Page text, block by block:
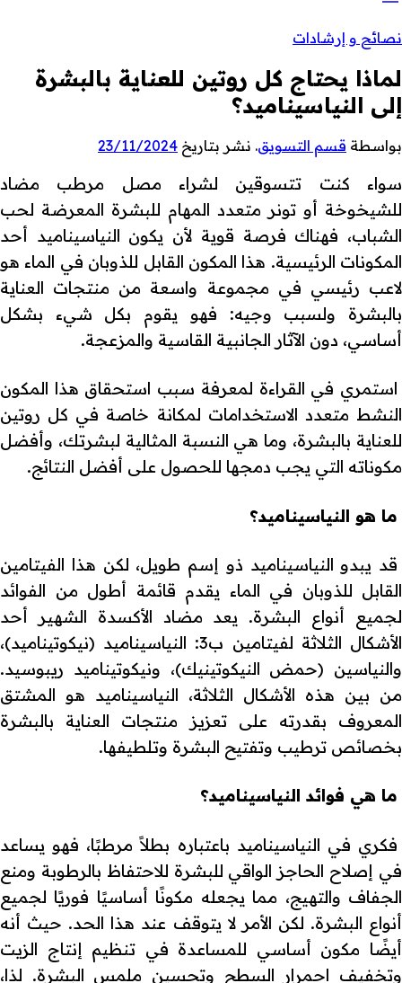
نصائح و إرشادات
لماذا يحتاج كل روتين للعناية بالبشرة
إلى النياسيناميد؟
بواسطة قسم التسويق. نشر بتاريخ 23/11/2024
سواء كنت تتسوقين لشراء مصل مرطب مضاد
للشيخوخة أو تونر متعدد المهام للبشرة المعرضة لحب
الشباب، فهناك فرصة قوية لأن يكون النياسيناميد أحد
المكونات الرئيسية. هذا المكون القابل للذوبان في الماء هو
لاعب رئيسي في مجموعة واسعة من منتجات العناية
بالبشرة ولسبب وجيه: فهو يقوم بكل شيء بشكل
أساسي، دون الآثار الجانبية القاسية والمزعجة.
استمري في القراءة لمعرفة سبب استحقاق هذا المكون
النشط متعدد الاستخدامات لمكانة خاصة في كل روتين
للعناية بالبشرة، وما هي النسبة المثالية لبشرتك، وأفضل
مكوناته التي يجب دمجها للحصول على أفضل النتائج.
ما هو النياسيناميد؟
قد يبدو النياسيناميد ذو إسم طويل، لكن هذا الفيتامين
القابل للذوبان في الماء يقدم قائمة أطول من الفوائد
لجميع أنواع البشرة. يعد مضاد الأكسدة الشهير أحد
الأشكال الثلاثة لفيتامين ب3: النياسيناميد (نيكوتيناميد)،
والنياسين (حمض النيكوتينيك)، ونيكوتيناميد ريبوسيد.
من بين هذه الأشكال الثلاثة، النياسيناميد هو المشتق
المعروف بقدرته على تعزيز منتجات العناية بالبشرة
بخصائص ترطيب وتفتيح البشرة وتلطيفها.
ما هي فوائد النياسيناميد؟
فكري في النياسيناميد باعتباره بطلاً مرطبًا، فهو يساعد
في إصلاح الحاجز الواقي للبشرة للاحتفاظ بالرطوبة ومنع
الجفاف والتهيج، مما يجعله مكونًا أساسيًا فوريًا لجميع
أنواع البشرة. لكن الأمر لا يتوقف عند هذا الحد. حيث أنه
أيضًا مكون أساسي للمساعدة في تنظيم إنتاج الزيت
وتخفيف احمرار السطح وتحسين ملمس البشرة. لذا،